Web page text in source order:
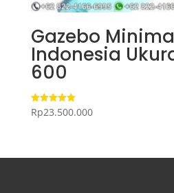
Gazebo
Indonesia
600
Dinilai
5.00
Rp23.500.000